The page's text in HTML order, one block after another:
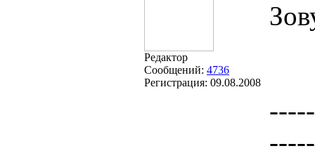
Редактор
Сообщений: 4736
Регистрация: 09.08.2008